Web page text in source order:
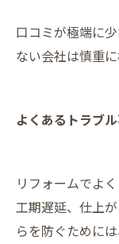
口コミが極端に
ない会社は慎重
よくあるトラブ
リフォームでよ
工期遅延、仕上
らを防ぐために